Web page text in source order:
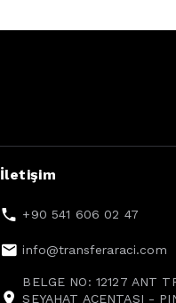
İletişim
+90 541 606 02 47
info@transferaraci.com
BELGE NO: 12127 ANT
SEYAHAT ACENTASI -